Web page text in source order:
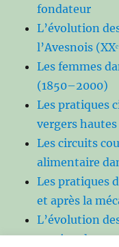
fondateur
L’évolution
l’Avesnois
Les femmes
(1850–2000)
Les pratiques
vergers
Les circuits
alimentaire
Les pratiques
et après la
L’évolution
gestion des